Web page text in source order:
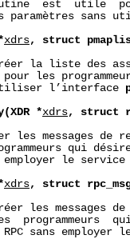
est  utile
paramètres sans
xdrs, struct
la liste des
les
l’interface
*xdrs, struct
les messages de
qui
le service
xdrs, struct
les messages
programmeurs
sans employer